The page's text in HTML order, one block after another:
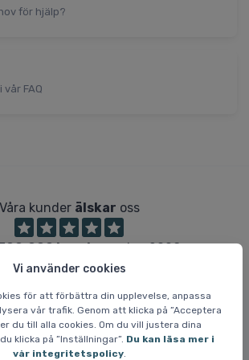
Vi använder cookies
för att förbättra din upplevelse, anpassa
vår trafik. Genom att klicka på ”Acceptera
du till alla cookies. Om du vill justera dina
klicka på ”Inställningar”. Du kan läsa mer i
vår integritetspolicy.
för hjälp?
vår FAQ
Våra kunder älskar oss
kundersedan 2008.